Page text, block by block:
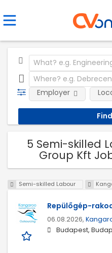
Employer
5 Semi-skilled
Group Kft
Semi-skilled Labour
Repülőgép-
06.08.2026,
Budapest,